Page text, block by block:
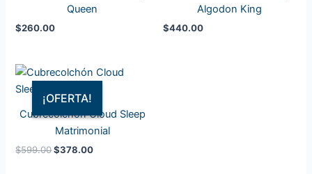
Queen
$260.00
Algodon King
$440.00
¡OFERTA!
¡OFERTA!
Cubrecolchón Cloud Sleep
Matrimonial
$599.00
El
precio
original
era:
$599.00.
$378.00
El
precio
$378.00.